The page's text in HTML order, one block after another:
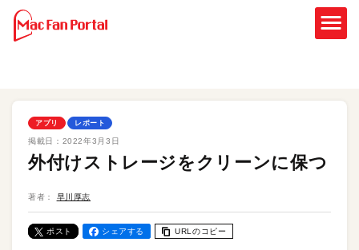
アプリ レポート
掲載日： 2022年3月3日
外付けストレージをクリーンに保つ
著者： 早川厚志
ポスト シェアする URLのコピー